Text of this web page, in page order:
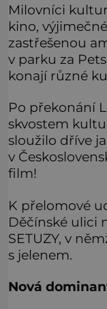
Milovníci
kino,
zastřešenou
v parku za
konají různé
Po překonání
skvostem
sloužilo dříve
v
film!
K přelomové
Děčínské ulici
SETUZY, v
s jelenem.
Nová